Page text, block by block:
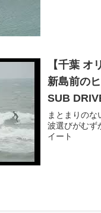
【千葉 オ
新島前の
SUB
まとまりの
波選びがむず
イート